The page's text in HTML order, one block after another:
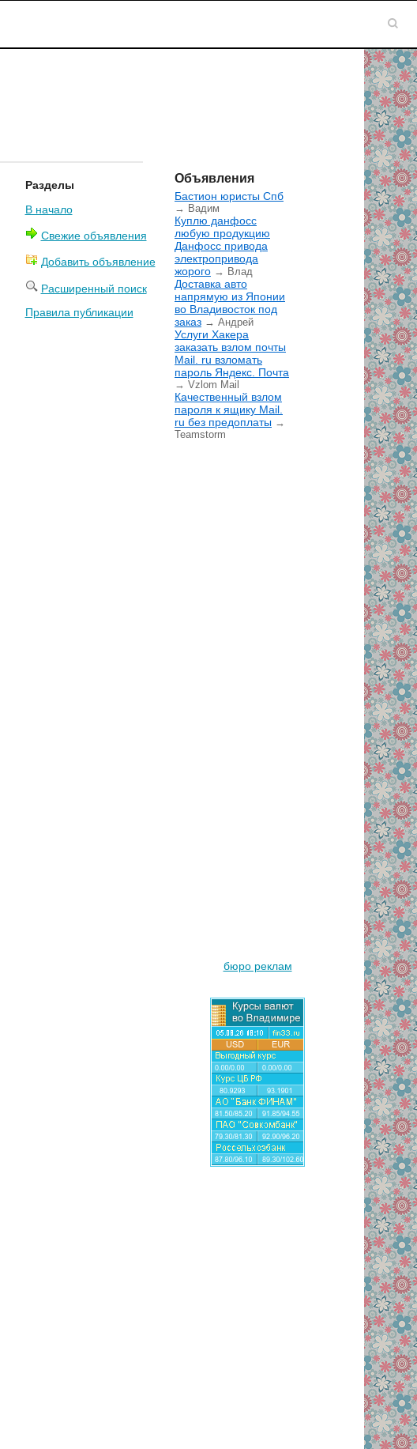
Разделы
В начало
Свежие объявления
Добавить объявление
Расширенный поиск
Правила публикации
Объявления
Бастион юристы Спб
→ Вадим
Куплю данфосс
любую продукцию
Данфосс привода
электропривода
жорого → Влад
Доставка авто
напрямую из Японии
во Владивосток под
заказ → Андрей
Услуги Хакера
заказать взлом почты
Mail. ru взломать
пароль Яндекс. Почта
→ Vzlom Mail
Качественный взлом
пароля к ящику Mail.
ru без предоплаты →
Teamstorm
бюро реклам